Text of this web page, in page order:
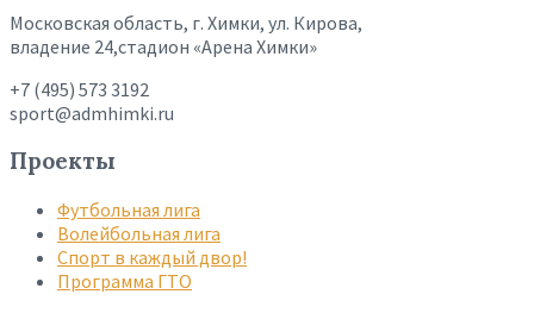
Московская область, г. Химки, ул. Кирова,
владение 24,стадион «Арена Химки»
+7 (495) 573 3192
sport@admhimki.ru
Проекты
Футбольная лига
Волейбольная лига
Спорт в каждый двор!
Программа ГТО